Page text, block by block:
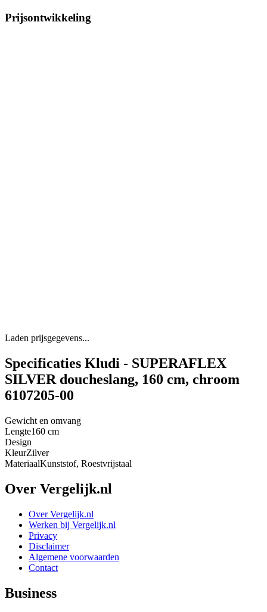
Prijsontwikkeling
Laden prijsgegevens...
Specificaties Kludi - SUPERAFLEX
SILVER doucheslang, 160 cm, chroom
6107205-00
Gewicht en omvang
Lengte160 cm
Design
KleurZilver
MateriaalKunststof, Roestvrijstaal
Over Vergelijk.nl
Over Vergelijk.nl
Werken bij Vergelijk.nl
Privacy
Disclaimer
Algemene voorwaarden
Contact
Business